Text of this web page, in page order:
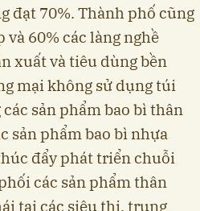
đạt 70%. Thành phố cũng
60% các làng nghề
xuất và tiêu dùng bền
mại không sử dụng túi
sản phẩm bao bì thân
sản phẩm bao bì nhựa
đẩy phát triển chuỗi
các sản phẩm thân
tại các siêu thị, trung